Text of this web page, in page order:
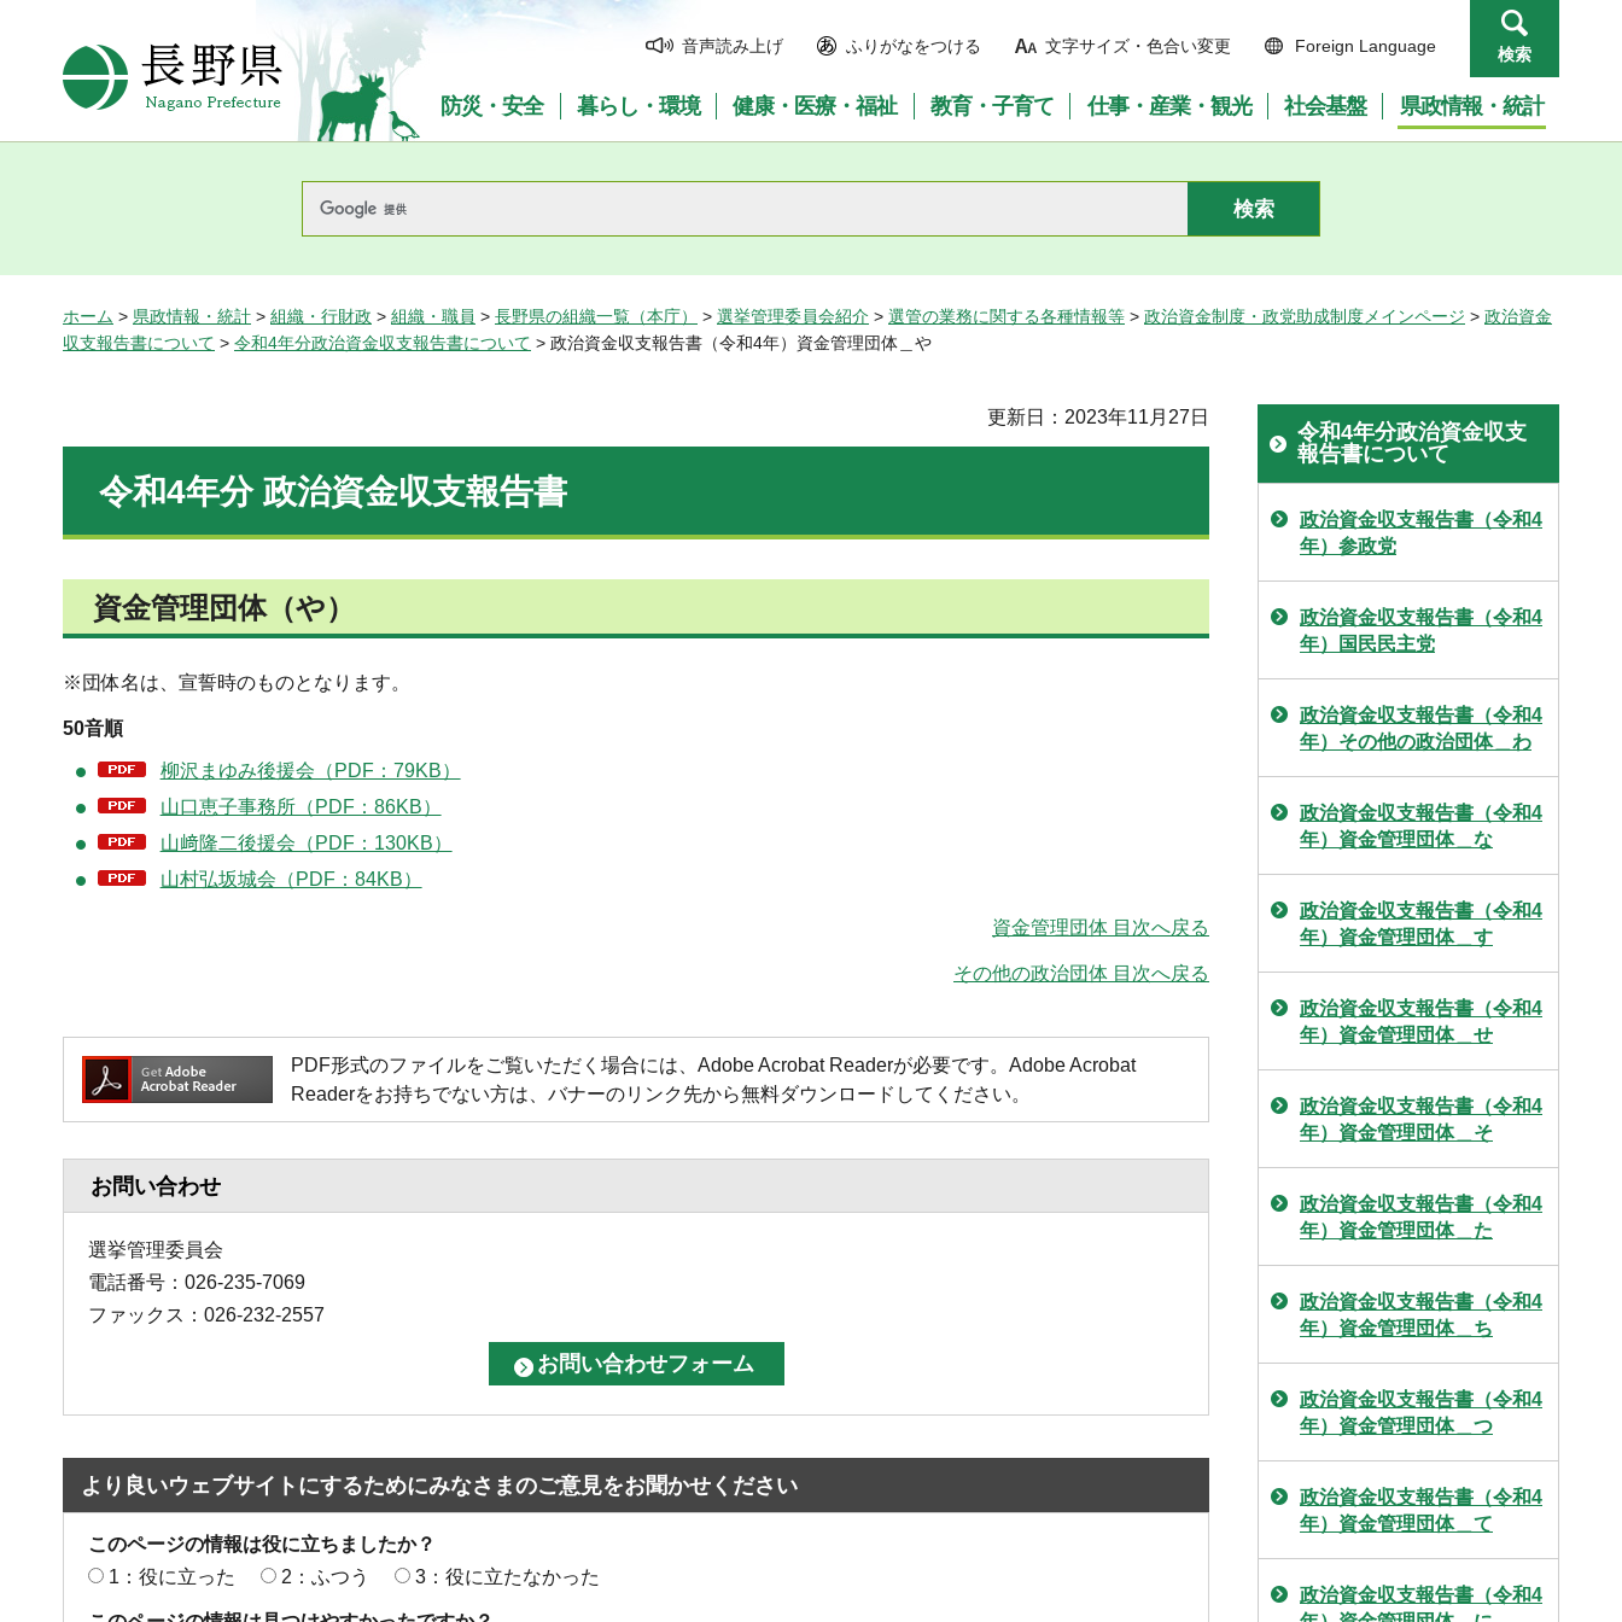
長野県Nagano Prefecture
音声読み上げ ふりがなをつける 文字サイズ・色合い変更 Foreign Language 検索
防災・安全 暮らし・環境 健康・医療・福祉 教育・子育て 仕事・産業・観光 社会基盤 県政情報・統計
ホーム > 県政情報・統計 > 組織・行財政 > 組織・職員 > 長野県の組織一覧（本庁） > 選挙管理委員会紹介 > 選管の業務に関する各種情報等 > 政治資金制度・政党助成制度メインページ > 政治資金
収支報告書について > 令和4年分政治資金収支報告書について > 政治資金収支報告書（令和4年）資金管理団体＿や
更新日：2023年11月27日
令和4年分 政治資金収支報告書
資金管理団体（や）
※団体名は、宣誓時のものとなります。
50音順
柳沢まゆみ後援会（PDF：79KB）
山口恵子事務所（PDF：86KB）
山﨑隆二後援会（PDF：130KB）
山村弘坂城会（PDF：84KB）
資金管理団体 目次へ戻る
その他の政治団体 目次へ戻る
PDF形式のファイルをご覧いただく場合には、Adobe Acrobat Readerが必要です。Adobe Acrobat
Readerをお持ちでない方は、バナーのリンク先から無料ダウンロードしてください。
お問い合わせ
選挙管理委員会
電話番号：026-235-7069
ファックス：026-232-2557
より良いウェブサイトにするためにみなさまのご意見をお聞かせください
このページの情報は役に立ちましたか？
1：役に立った
2：ふつう 3：役に立たなかった
令和4年分政治資金収支
報告書について
政治資金収支報告書（令和4
年）参政党
政治資金収支報告書（令和4
年）国民民主党
政治資金収支報告書（令和4
年）その他の政治団体＿わ
政治資金収支報告書（令和4
年）資金管理団体＿な
政治資金収支報告書（令和4
年）資金管理団体＿す
政治資金収支報告書（令和4
年）資金管理団体＿せ
政治資金収支報告書（令和4
年）資金管理団体＿そ
政治資金収支報告書（令和4
年）資金管理団体＿た
政治資金収支報告書（令和4
年）資金管理団体＿ち
政治資金収支報告書（令和4
年）資金管理団体＿つ
政治資金収支報告書（令和4
年）資金管理団体＿て
政治資金収支報告書（令和4